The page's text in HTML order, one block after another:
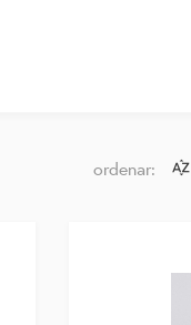
ordenar: 